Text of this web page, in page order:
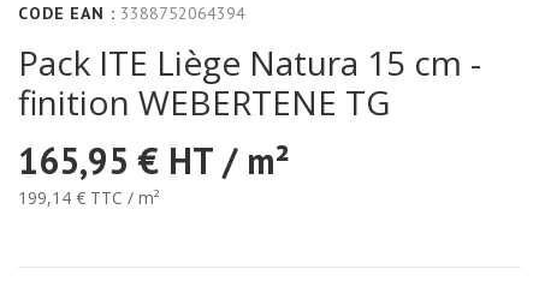
CODE EAN : 3388752064394
Pack ITE Liège Natura 15 cm -
finition WEBERTENE TG
165,95 € HT / m²
199,14 € TTC / m²